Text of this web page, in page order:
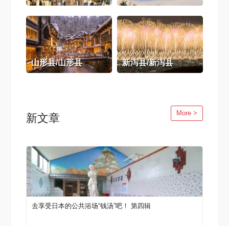
山形县/山形县 新泻县/新泻县
新文章 More >
去享受日本的公共浴场“钱汤”吧！ 第四辑